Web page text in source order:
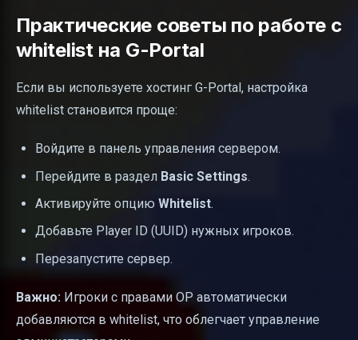
Практические советы по работе с
whitelist на G-Portal
Если вы используете хостинг G-Portal, настройка
whitelist становится проще:
Войдите в панель управления сервером.
Перейдите в раздел Basic Settings.
Активируйте опцию Whitelist.
Добавьте Player ID (UUID) нужных игроков.
Перезапустите сервер.
Важно: Игроки с правами OP автоматически
добавляются в whitelist, что облегчает управление